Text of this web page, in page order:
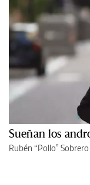
Sueñan los
Rubén “Pollo” Sobrero